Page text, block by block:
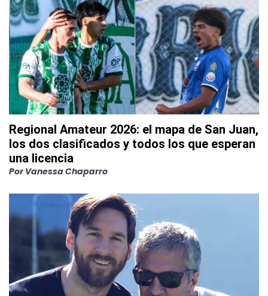
Regional Amateur 2026: el mapa de San Juan,
los dos clasificados y todos los que esperan
una licencia
Por Vanessa Chaparro